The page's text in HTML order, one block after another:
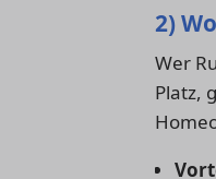
2)
Wer
Platz,